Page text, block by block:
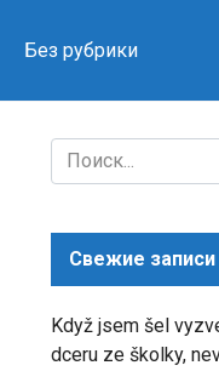
Без рубрики
Search
for:
Свежие записи
Když jsem šel
dceru ze školky,